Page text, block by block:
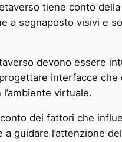
tiene conto
a segnaposto visivi e
devono essere
interfacce
virtuale.
dei fattori che
guidare l’attenzione